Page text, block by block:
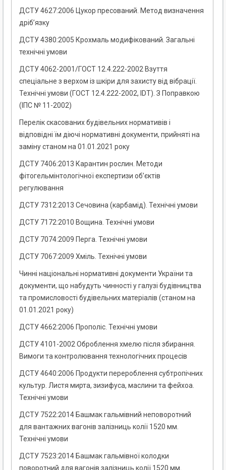
ДСТУ 4627:2006 Цукор пресований. Метод визначення
дріб’язку
ДСТУ 4380:2005 Крохмаль модифікований. Загальні
технічні умови
ДСТУ 4062-2001/ГОСТ 12.4.222-2002 Взуття
спеціальне з верхом із шкіри для захисту від вібрації.
Технічні умови (ГОСТ 12.4.222-2002, IDT). З Поправкою
(ІПС № 11-2002)
Перелік скасованих будівельних нормативів і
відповідні їм діючі нормативні документи, прийняті на
заміну станом на 01.01.2021 року
ДСТУ 7406:2013 Карантин рослин. Методи
фітогельмінтологічної експертизи об’єктів
регулювання
ДСТУ 7312:2013 Сечовина (карбамід). Технічні умови
ДСТУ 7172:2010 Вощина. Технічні умови
ДСТУ 7074:2009 Перга. Технічні умови
ДСТУ 7067:2009 Хміль. Технічні умови
Чинні національні нормативні документи України та
документи, що набудуть чинності у галузі будівництва
та промисловості будівельних матеріалів (станом на
01.01.2021 року)
ДСТУ 4662:2006 Прополіс. Технічні умови
ДСТУ 4101-2002 Оброблення хмелю після збирання.
Вимоги та контролювання технологічних процесів
ДСТУ 4640:2006 Продукти перероблення субтропічних
культур. Листя мирта, зизифуса, маслини та фейхоа.
Технічні умови
ДСТУ 7522:2014 Башмак гальмівний неповоротний
для вантажних вагонів залізниць колії 1520 мм.
Технічні умови
ДСТУ 7523:2014 Башмак гальмівної колодки
поворотний для вагонів залізниць колії 1520 мм.